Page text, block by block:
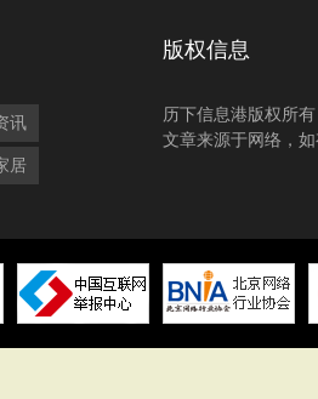
讯
居
版权信息
历下信息港版权所
文章来源于网络，